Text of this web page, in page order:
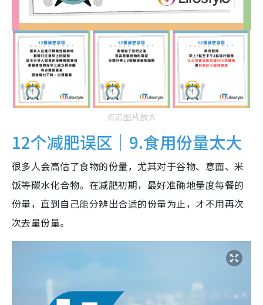
点击图片放大
12个减肥误区｜9.食用份量太大
很多人会高估了食物的份量，尤其对于谷物、意面、米
饭等碳水化合物。在减肥初期，最好准确地量度每餐的
份量，直到自己能分辨出合适的份量为止，才不用再次
次去量份量。